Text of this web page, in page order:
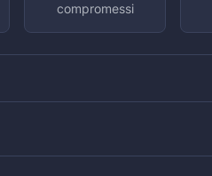
compromessi